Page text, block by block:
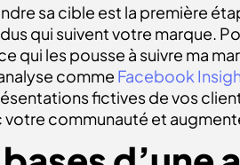
sa cible est la première
qui suivent votre marque.
qui les pousse à suivre ma
comme Facebook
fictives de vos
votre communauté et